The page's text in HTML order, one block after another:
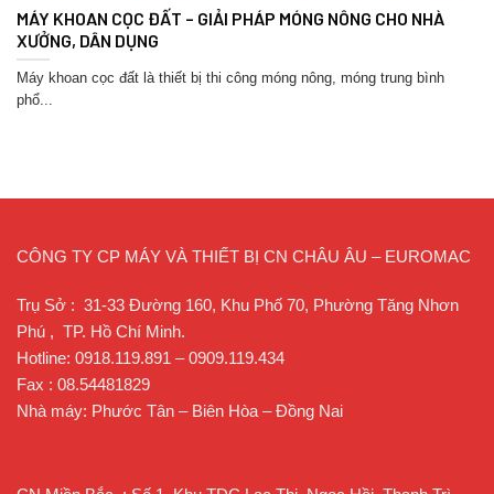
MÁY KHOAN CỌC ĐẤT – GIẢI PHÁP MÓNG NÔNG CHO NHÀ
XƯỞNG, DÂN DỤNG
Máy khoan cọc đất là thiết bị thi công móng nông, móng trung bình
phổ...
CÔNG TY CP MÁY VÀ THIẾT BỊ CN CHÂU ÂU – EUROMAC
Trụ Sở : 31-33 Đường 160, Khu Phố 70, Phường Tăng Nhơn
Phú , TP. Hồ Chí Minh.
Hotline: 0918.119.891 – 0909.119.434
Fax : 08.54481829
Nhà máy: Phước Tân – Biên Hòa – Đồng Nai